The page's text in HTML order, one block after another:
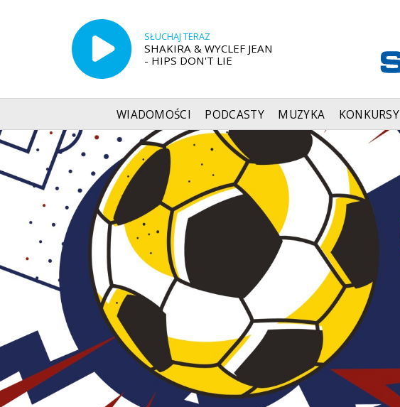
SŁUCHAJ TERAZ
SHAKIRA & WYCLEF JEAN
- HIPS DON'T LIE
WIADOMOŚCI PODCASTY MUZYKA KONKURSY